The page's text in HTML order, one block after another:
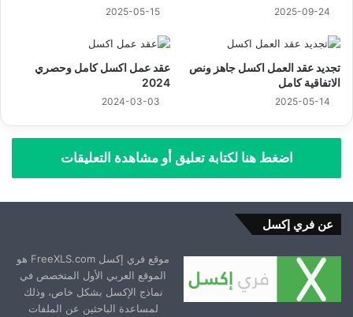
2025-09-24
2025-05-15
تجديد عقد العمل اكسل جاهز ونص
الاتفاقية كامل
2025-05-14
عقد عمل اكسل كامل وحصري
2024
2024-03-03
اضغط هنا لكتابة تعليق أو مشاهدة التعليقات
عن فري إكسل
موقع فري إكسل FreeXLS.com هو
الموقع العربي الأول المتخصص في
نماذج الإكسل بشكل خاص، وذلك
لمساعدة الباحثين عن الملفات